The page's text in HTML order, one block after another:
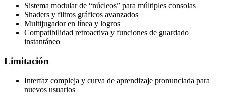
Sistema modular de “núcleos” para múltiples consolas
Shaders y filtros gráficos avanzados
Multijugador en línea y logros
Compatibilidad retroactiva y funciones de guardado
instantáneo
Limitación
Interfaz compleja y curva de aprendizaje pronunciada para
nuevos usuarios